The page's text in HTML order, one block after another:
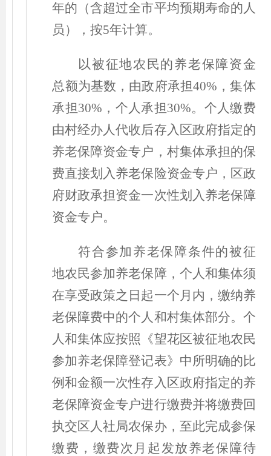
年的 （含超过全市平均预期寿命的人
员 ） ，按5年计算。
以被征地农民的养老保障资金
总额为基数，由政府承担40%，集体
承担30%，个人承担30%。个人缴费
由村经办人代收后存入区政府指定的
养老保障资金专户，村集体承担的保
费直接划入养老保险资金专户，区政
府财政承担资金一次性划入养老保障
资金专户。
符合参加养老保障条件的被征
地农民参加养老保障，个人和集体须
在享受政策之日起一个月内，缴纳养
老保障费中的个人和村集体部分。个
人和集体应按照《望花区被征地农民
参加养老保障登记表》中所明确的比
例和金额一次性存入区政府指定的养
老保障资金专户进行缴费并将缴费回
执交区人社局农保办，至此完成参保
缴费，缴费次月起发放养老保障待